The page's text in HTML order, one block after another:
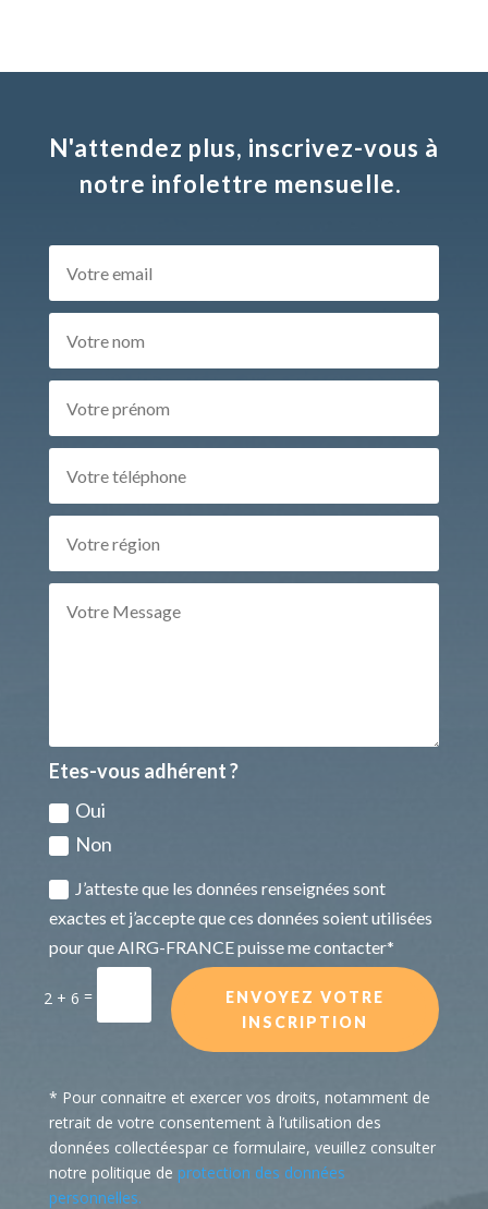
N'attendez plus, inscrivez-vous à
notre infolettre mensuelle.
Etes-vous adhérent ?
Oui
Non
J’atteste que les données renseignées sont
exactes et j’accepte que ces données soient utilisées
pour que AIRG-FRANCE puisse me contacter*
2 + 6 =
ENVOYEZ VOTRE
INSCRIPTION
* Pour connaitre et exercer vos droits, notamment de
retrait de votre consentement à l’utilisation des
données collectéespar ce formulaire, veuillez consulter
notre politique de protection des données
personnelles.